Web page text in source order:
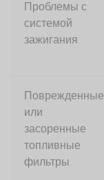
Проблемы с
системой
зажигания
Поврежденные
или
засоренные
топливные
фильтры